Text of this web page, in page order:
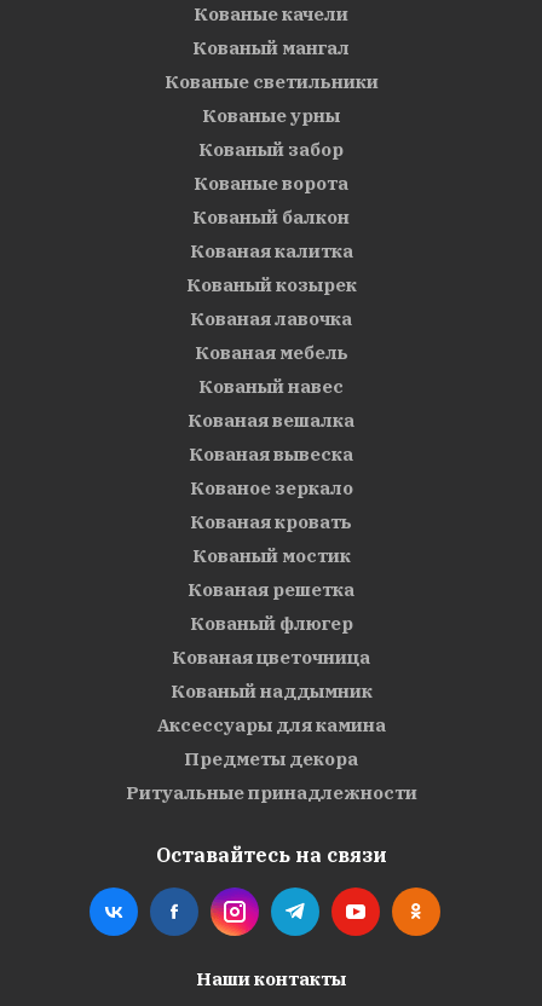
Кованые качели
Кованый мангал
Кованые светильники
Кованые урны
Кованый забор
Кованые ворота
Кованый балкон
Кованая калитка
Кованый козырек
Кованая лавочка
Кованая мебель
Кованый навес
Кованая вешалка
Кованая вывеска
Кованое зеркало
Кованая кровать
Кованый мостик
Кованая решетка
Кованый флюгер
Кованая цветочница
Кованый наддымник
Аксессуары для камина
Предметы декора
Ритуальные принадлежности
Оставайтесь на связи
Наши контакты